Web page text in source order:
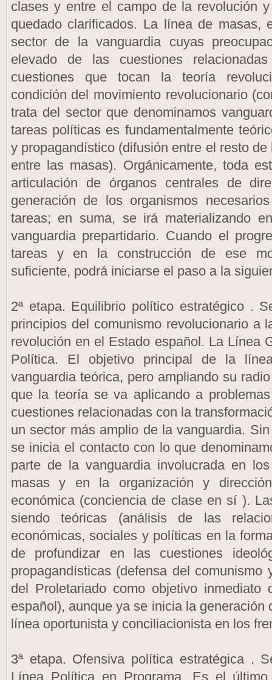
clases y entre el campo de la revolución
quedado clarificados. La línea de
sector de la vanguardia cuyas
elevado de las cuestiones
cuestiones que tocan la teoría
condición del movimiento revolucionario
trata del sector que denominamos
tareas políticas es fundamentalmente
y propagandístico (difusión entre el resto
entre las masas). Orgánicamente, toda
articulación de órganos centrales de
generación de los organismos
tareas; en suma, se irá materializando
vanguardia prepartidario. Cuando el
tareas y en la construcción de ese
suficiente, podrá iniciarse el paso a la
2ª etapa. Equilibrio político estratégico .
principios del comunismo revolucionario a
revolución en el Estado español. La Línea
Política. El objetivo principal de la
vanguardia teórica, pero ampliando su
que la teoría se va aplicando a
cuestiones relacionadas con la
un sector más amplio de la vanguardia.
se inicia el contacto con lo que
parte de la vanguardia involucrada en
masas y en la organización y
económica (conciencia de clase en sí ).
siendo teóricas (análisis de las
económicas, sociales y políticas en la
de profundizar en las cuestiones
propagandísticas (defensa del
del Proletariado como objetivo
español), aunque ya se inicia la
línea oportunista y conciliacionista en los
3ª etapa. Ofensiva política estratégica .
Línea Política en Programa. Es el